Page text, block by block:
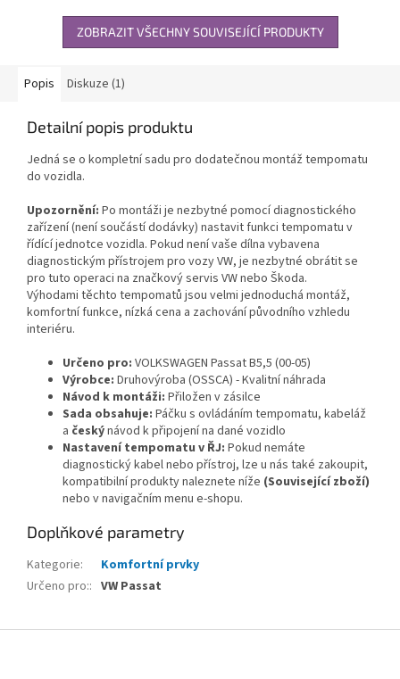
ZOBRAZIT VŠECHNY SOUVISEJÍCÍ PRODUKTY
Popis Diskuze (1)
Detailní popis produktu
Jedná se o kompletní sadu pro dodatečnou montáž tempomatu
do vozidla.
Upozornění: Po montáži je nezbytné pomocí diagnostického
zařízení (není součástí dodávky) nastavit funkci tempomatu v
řídící jednotce vozidla. Pokud není vaše dílna vybavena
diagnostickým přístrojem pro vozy VW, je nezbytné obrátit se
pro tuto operaci na značkový servis VW nebo Škoda.
Výhodami těchto tempomatů jsou velmi jednoduchá montáž,
komfortní funkce, nízká cena a zachování původního vzhledu
interiéru.
Určeno pro: VOLKSWAGEN Passat B5,5 (00-05)
Výrobce: Druhovýroba (OSSCA) - Kvalitní náhrada
Návod k montáži: Přiložen v zásilce
Sada obsahuje: Páčku s ovládáním tempomatu, kabeláž
a českýnávod k připojení na dané vozidlo
Nastavení tempomatu v ŘJ: Pokud nemáte
diagnostický kabel nebo přístroj, lze u nás také zakoupit,
kompatibilní produkty naleznete níže (Související zboží)
nebo v navigačním menu e-shopu.
Doplňkové parametry
Kategorie:
Komfortní prvky
Určeno pro:: VW Passat